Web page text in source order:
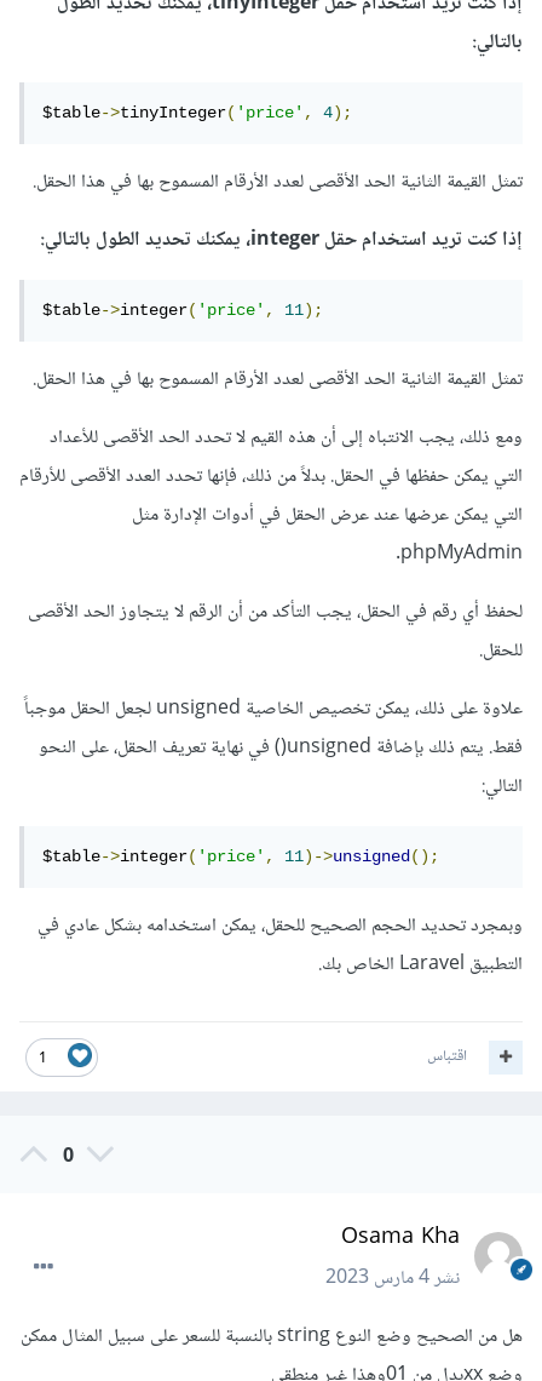
بالتالي:
$table->tinyInteger('price', 4);
تمثل القيمة الثانية الحد الأقصى لعدد الأرقام المسموح بها في هذا الحقل.
إذا كنت تريد استخدام حقل integer، يمكنك تحديد الطول بالتالي:
$table->integer('price', 11);
تمثل القيمة الثانية الحد الأقصى لعدد الأرقام المسموح بها في هذا الحقل.
ومع ذلك، يجب الانتباه إلى أن هذه القيم لا تحدد الحد الأقصى للأعداد
التي يمكن حفظها في الحقل. بدلاً من ذلك، فإنها تحدد العدد الأقصى للأرقام
التي يمكن عرضها عند عرض الحقل في أدوات الإدارة مثل
phpMyAdmin.
لحفظ أي رقم في الحقل، يجب التأكد من أن الرقم لا يتجاوز الحد الأقصى
للحقل.
علاوة على ذلك، يمكن تخصيص الخاصية unsigned لجعل الحقل موجباً
فقط. يتم ذلك بإضافة unsigned() في نهاية تعريف الحقل، على النحو
التالي:
$table->integer('price', 11)->unsigned();
وبمجرد تحديد الحجم الصحيح للحقل، يمكن استخدامه بشكل عادي في
التطبيق Laravel الخاص بك.
1 اقتباس
0
Osama Kha
نشر4 مارس 2023
هل من الصحيح وضع النوع string بالنسبة للسعر على سبيل المثال ممكن